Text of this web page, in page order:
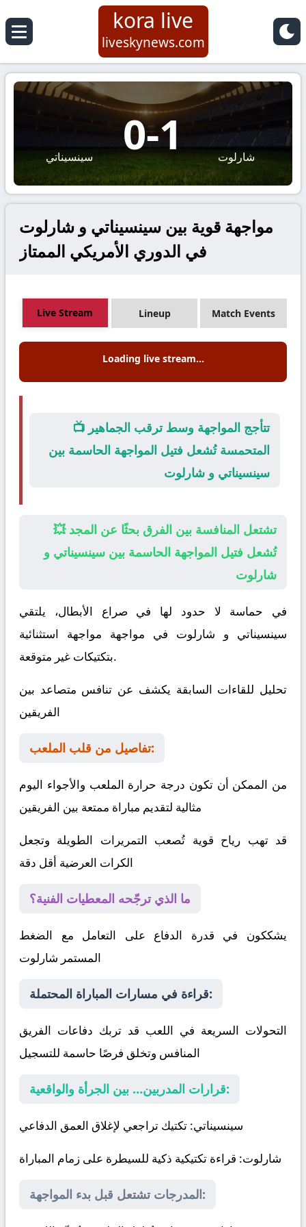
kora live
liveskynews.com
سينسيناتي 0-1 شارلوت
مواجهة قوية بين سينسيناتي و شارلوت
في الدوري الأمريكي الممتاز
Live Stream Lineup Match Events
Loading live stream...
📺 تتأجج المواجهة وسط ترقب الجماهير
المتحمسة تُشعل فتيل المواجهة الحاسمة بين
سينسيناتي و شارلوت
💥 تشتعل المنافسة بين الفرق بحثًا عن المجد
تُشعل فتيل المواجهة الحاسمة بين سينسيناتي و
شارلوت
في حماسة لا حدود لها في صراع الأبطال، يلتقي
سينسيناتي و شارلوت في مواجهة مواجهة استثنائية
بتكتيكات غير متوقعة.
تحليل للقاءات السابقة يكشف عن تنافس متصاعد بين
الفريقين
تفاصيل من قلب الملعب:
من الممكن أن تكون درجة حرارة الملعب والأجواء اليوم
مثالية لتقديم مباراة ممتعة بين الفريقين
قد تهب رياح قوية تُصعب التمريرات الطويلة وتجعل
الكرات العرضية أقل دقة
ما الذي ترجّحه المعطيات الفنية؟
يشككون في قدرة الدفاع على التعامل مع الضغط
المستمر شارلوت
قراءة في مسارات المباراة المحتملة:
التحولات السريعة في اللعب قد تربك دفاعات الفريق
المنافس وتخلق فرصًا حاسمة للتسجيل
قرارات المدربين… بين الجرأة والواقعية:
سينسيناتي: تكتيك تراجعي لإغلاق العمق الدفاعي
شارلوت: قراءة تكتيكية ذكية للسيطرة على زمام المباراة
المدرجات تشتعل قبل بدء المواجهة: